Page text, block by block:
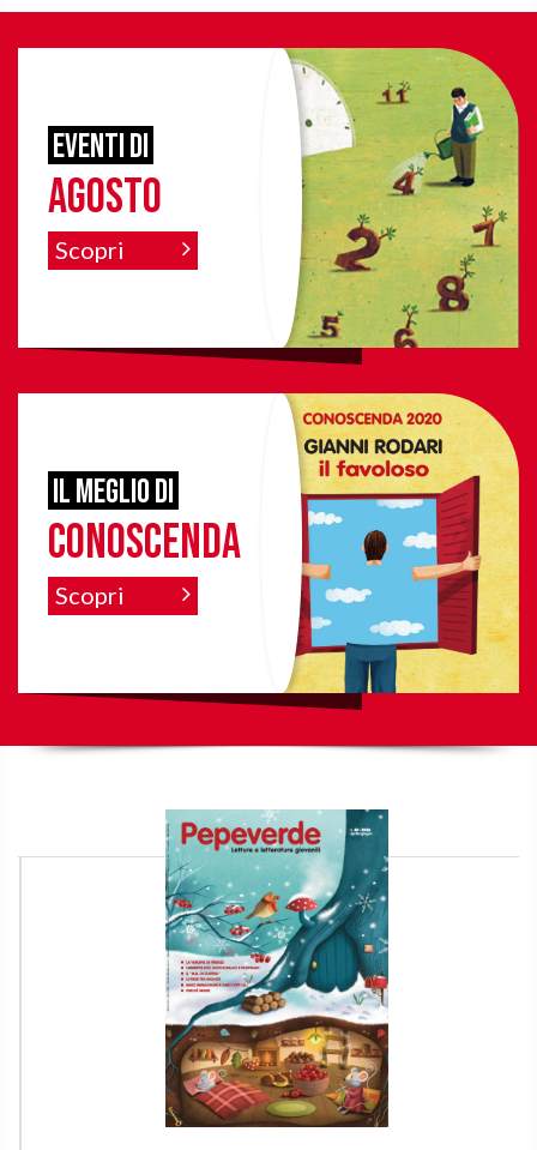
eventi di
agosto
Scopri
il meglio di
Conoscenda
Scopri